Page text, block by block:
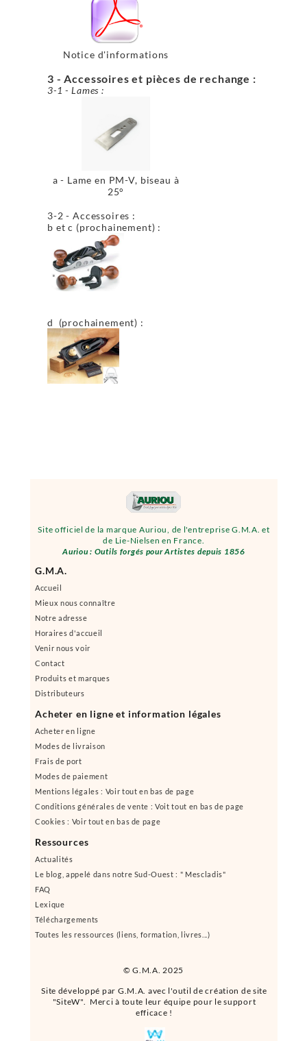
© G.M.A. 2025
Site officiel de la marque Auriou, de l'entreprise G.M.A. et
de Lie-Nielsen en France.
Auriou : Outils forgés pour Artistes depuis 1856
Site développé par G.M.A. avec l'outil de création de site
"SiteW". Merci à toute leur équipe pour le support
efficace !
G.M.A.
Accueil
Mieux nous connaître
Notre adresse
Horaires d'accueil
Venir nous voir
Contact
Produits et marques
Distributeurs
Acheter en ligne et information légales
Acheter en ligne
Modes de livraison
Frais de port
Modes de paiement
Mentions légales : Voir tout en bas de page
Conditions générales de vente : Voit tout en bas de page
Cookies : Voir tout en bas de page
Ressources
Actualités
Le blog, appelé dans notre Sud-Ouest : " Mescladis"
FAQ
Lexique
Téléchargements
Toutes les ressources (liens, formation, livres...)
Notice d'informations
3 - Accessoires et pièces de rechange :
3-1 - Lames :
a - Lame en PM-V, biseau à
25°
3-2 - Accessoires :
b et c (prochainement) :
d (prochainement) :